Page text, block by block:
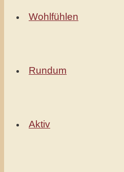
Wohlfühlen
Rundum
Aktiv